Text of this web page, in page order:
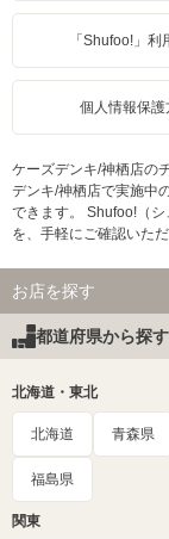
「Shufoo!」利
個人情報保護
ケーズデンキ/神栖店の
デンキ/神栖店で実施中
できます。 Shufoo!（
を、手軽にご確認いた
お店を探す
都道府県から探す
北海道・東北
北海道 青森県
福島県
関東